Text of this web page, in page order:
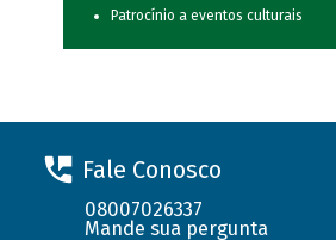
Patrocínio a eventos culturais
Fale Conosco
08007026337
Mande sua pergunta